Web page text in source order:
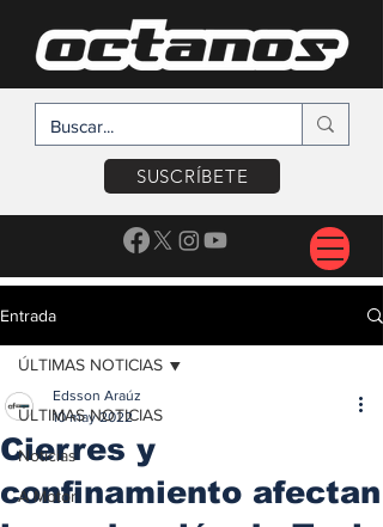
SUSCRÍBETE
Entrada
ÚLTIMAS NOTICIAS
Noticias
A Motor
ÚLTIMAS NOTICIAS
Cierres y
confinamiento afectan
Edsson Araúz
10 may 2022